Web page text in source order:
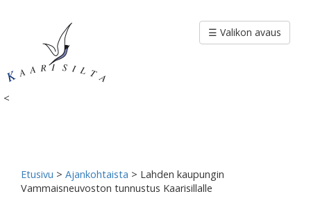
<
☰ Valikon avaus
Etusivu > Ajankohtaista > Lahden kaupungin
Vammaisneuvoston tunnustus Kaarisillalle